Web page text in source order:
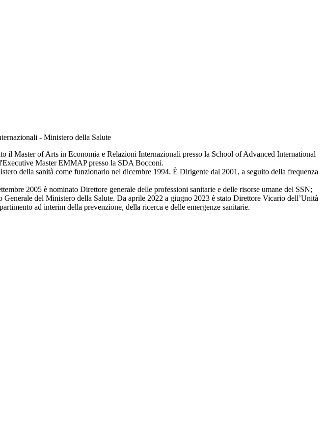
- Ministero della Salute
il Master of Arts in Economia e Relazioni Internazionali presso la School of Advanced International
Master EMMAP presso la SDA Bocconi.
della sanità come funzionario nel dicembre 1994. È Dirigente dal 2001, a seguito della frequenza
2005 è nominato Direttore generale delle professioni sanitarie e delle risorse umane del SSN;
del Ministero della Salute. Da aprile 2022 a giugno 2023 è stato Direttore Vicario dell’Unità
ad interim della prevenzione, della ricerca e delle emergenze sanitarie.